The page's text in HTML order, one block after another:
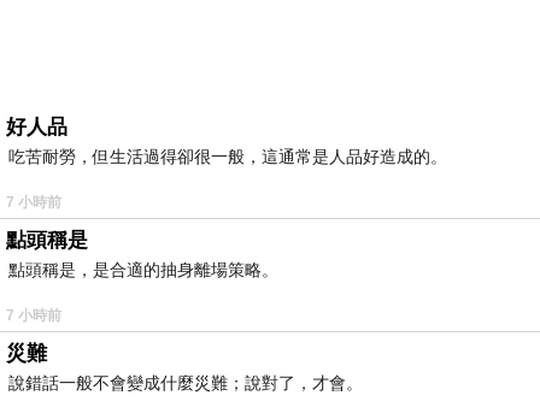
好人品
吃苦耐勞，但生活過得卻很一般，這通常是人品好造成的。
7 小時前
點頭稱是
點頭稱是，是合適的抽身離場策略。
7 小時前
災難
說錯話一般不會變成什麼災難；說對了，才會。